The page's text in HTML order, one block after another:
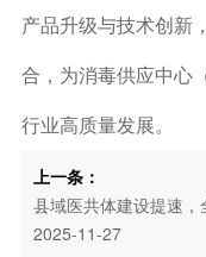
产品升级与技术创新
合，为消毒供应中心
行业高质量发展。
上一条：
县域医共体建设提速
2025-11-27